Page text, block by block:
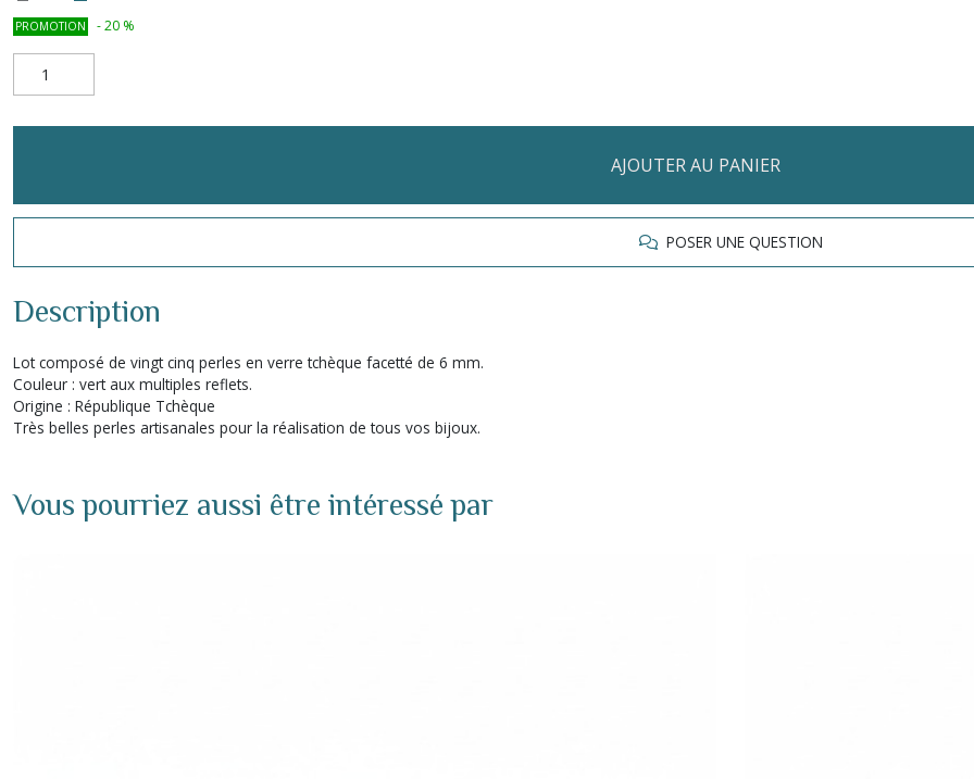
PROMOTION -20 %
AJOUTER AU PANIER
POSER UNE QUESTION
Description
Lot composé de vingt cinq perles en verre tchèque facetté de 6 mm.
Couleur : vert aux multiples reflets.
Origine : République Tchèque
Très belles perles artisanales pour la réalisation de tous vos bijoux.
Vous pourriez aussi être intéressé par